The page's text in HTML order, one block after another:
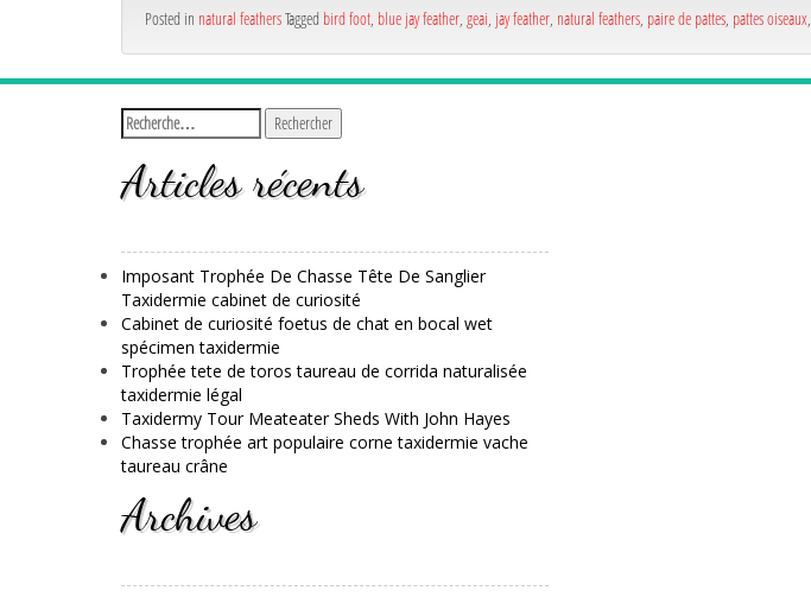
Posted in natural feathersTagged bird foot, blue jay feather, geai, jay feather, natural feathers, paire de pattes, pattes oiseaux,
Articles récents
Imposant Trophée De Chasse Tête De Sanglier
Taxidermie cabinet de curiosité
Cabinet de curiosité foetus de chat en bocal wet
spécimen taxidermie
Trophée tete de toros taureau de corrida naturalisée
taxidermie légal
Taxidermy Tour Meateater Sheds With John Hayes
Chasse trophée art populaire corne taxidermie vache
taureau crâne
Archives